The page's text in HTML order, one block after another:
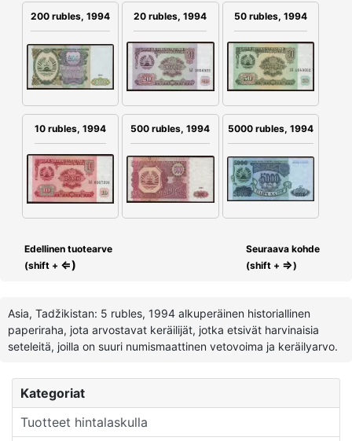
Kategoriat
Tuotteet hintalaskulla
200 rubles, 1994 20 rubles, 1994 50 rubles, 1994
10 rubles, 1994 500 rubles, 1994 5000 rubles, 1994
Edellinen tuotearve
(shift + ⇐)
Seuraava kohde
(shift + ⇒)
Asia, Tadžikistan: 5 rubles, 1994 alkuperäinen historiallinen
paperiraha, jota arvostavat keräilijät, jotka etsivät harvinaisia
seteleitä, joilla on suuri numismaattinen vetovoima ja keräilyarvo.